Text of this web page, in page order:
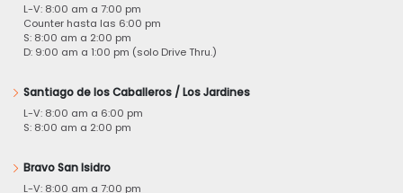
L-V: 8:00 am a 7:00 pm
Counter hasta las 6:00 pm
S: 8:00 am a 2:00 pm
D: 9:00 am a 1:00 pm (solo Drive Thru.)
Santiago de los Caballeros / Los Jardines
L-V: 8:00 am a 6:00 pm
S: 8:00 am a 2:00 pm
Bravo San Isidro
L-V: 8:00 am a 7:00 pm